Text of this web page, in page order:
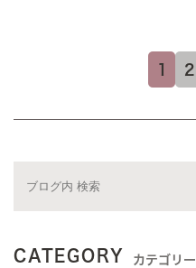
1 2
CATEGORY カテゴリー